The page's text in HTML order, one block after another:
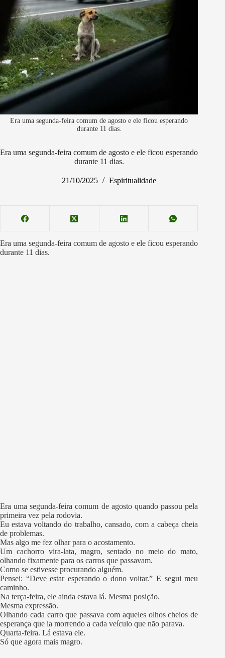
Era uma segunda-feira comum de agosto e ele ficou esperando
durante 11 dias.
Era uma segunda-feira comum de agosto e ele ficou esperando
durante 11 dias.
21/10/2025 Espiritualidade
Era uma segunda-feira comum de agosto e ele ficou esperando
durante 11 dias.
Era uma segunda-feira comum de agosto quando passou pela
primeira vez pela rodovia.
Eu estava voltando do trabalho, cansado, com a cabeça cheia
de problemas.
Mas algo me fez olhar para o acostamento.
Um cachorro vira-lata, magro, sentado no meio do mato,
olhando fixamente para os carros que passavam.
Como se estivesse procurando alguém.
Pensei: “Deve estar esperando o dono voltar.” E segui meu
caminho.
Na terça-feira, ele ainda estava lá. Mesma posição.
Mesma expressão.
Olhando cada carro que passava com aqueles olhos cheios de
esperança que ia morrendo a cada veículo que não parava.
Quarta-feira. Lá estava ele.
Só que agora mais magro.